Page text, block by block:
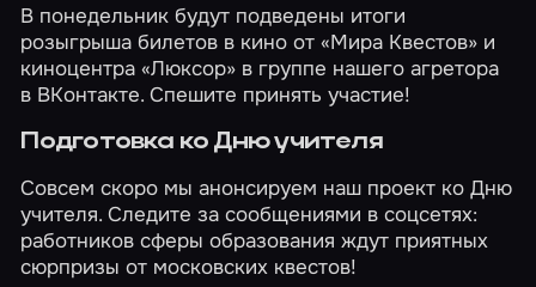
В понедельник будут подведены итоги
розыгрыша билетов в кино от «Мира Квестов» и
киноцентра «Люксор» в группе нашего агретора
в ВКонтакте. Спешите принять участие!
Подготовка ко Дню учителя
Совсем скоро мы анонсируем наш проект ко Дню
учителя. Следите за сообщениями в соцсетях:
работников сферы образования ждут приятных
сюрпризы от московских квестов!